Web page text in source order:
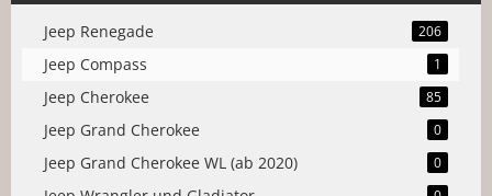
Jeep Renegade 206
Jeep Compass 1
Jeep Cherokee 85
Jeep Grand Cherokee 0
Jeep Grand Cherokee WL (ab 2020) 0